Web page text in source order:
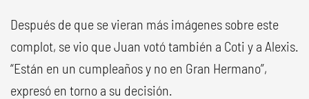
Después de que se vieran más imágenes sobre este
complot, se vio que Juan votó también a Coti y a Alexis.
“Están en un cumpleaños y no en Gran Hermano”,
expresó en torno a su decisión.